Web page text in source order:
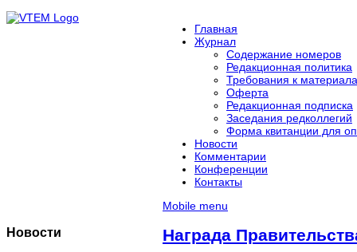
Главная
Журнал
Содержание номеров
Редакционная политика
Требования к
Оферта
Редакционная подписка
Заседания редколлегий
Форма квитанции для
Новости
Комментарии
Конференции
Контакты
Mobile menu
Новости Награда